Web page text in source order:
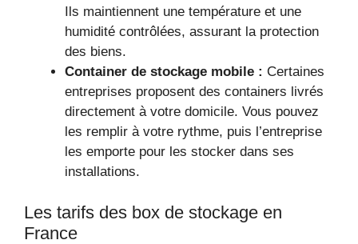
Ils maintiennent une température et une
humidité contrôlées, assurant la protection
des biens.
Container de stockage mobile : Certaines
entreprises proposent des containers livrés
directement à votre domicile. Vous pouvez
les remplir à votre rythme, puis l’entreprise
les emporte pour les stocker dans ses
installations.
Les tarifs des box de stockage en
France